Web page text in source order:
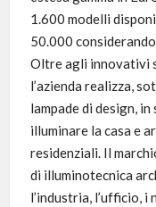
1.600 modelli
50.000
Oltre agli innovativi
l’azienda realizza,
lampade di design,
illuminare la casa e
residenziali. Il
di illuminotecnica
l’industria, l’ufficio,